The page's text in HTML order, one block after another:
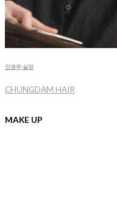
안경주 실장
CHUNGDAM HAIR
MAKE UP